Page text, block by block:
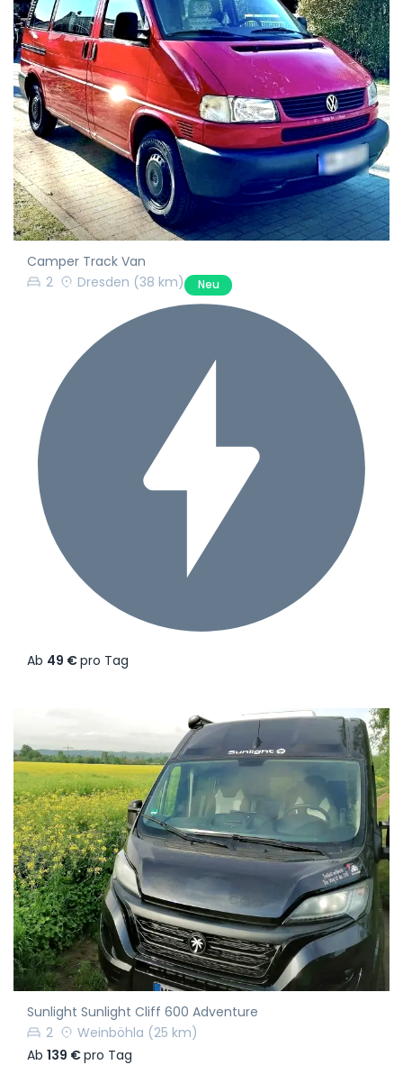
Camper Track Van
2
Dresden (38 km) Neu
Ab 49 €pro Tag
Sunlight Sunlight Cliff 600 Adventure
2
Weinböhla (25 km)
Ab 139 €pro Tag